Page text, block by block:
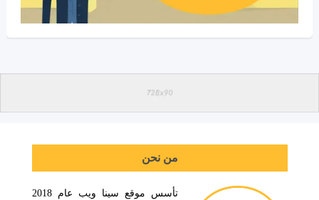
من نحن
تأسس موقع سينا ويب عام 2018